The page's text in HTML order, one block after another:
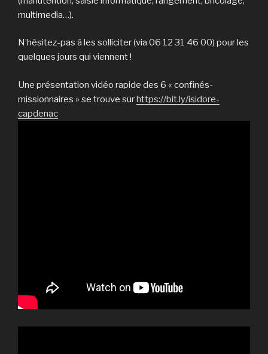
multimedia…).
N’hésitez-pas à les solliciter (via 06 12 31 46 00) pour les
quelques jours qui viennent !
Une présentation vidéo rapide des 6 « confinés-
missionnaires » se trouve surhttps://bit.ly/isidore-
capdenac